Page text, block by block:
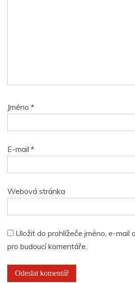
Jméno *
E-mail *
Webová stránka
Uložit do prohlížeče jméno, e-mail
pro budoucí komentáře.